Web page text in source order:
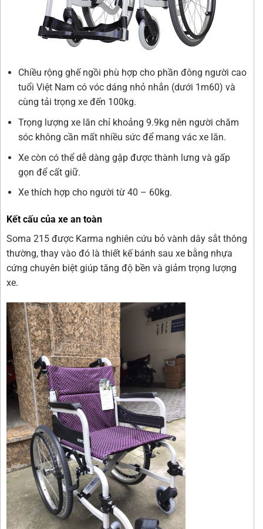
Chiều rộng ghế ngồi phù hợp cho phần đông người cao
tuổi Việt Nam có vóc dáng nhỏ nhắn (dưới 1m60) và
cùng tải trọng xe đến 100kg.
Trọng lượng xe lăn chỉ khoảng 9.9kg nên người chăm
sóc không cần mất nhiều sức để mang vác xe lăn.
Xe còn có thể dễ dàng gập được thành lưng và gấp
gọn để cất giữ.
Xe thích hợp cho người từ 40 – 60kg.
Kết cấu của xe an toàn
Soma 215 được Karma nghiên cứu bỏ vành dây sắt thông
thường, thay vào đó là thiết kế bánh sau xe bằng nhựa
cứng chuyên biệt giúp tăng độ bền và giảm trọng lượng
xe.